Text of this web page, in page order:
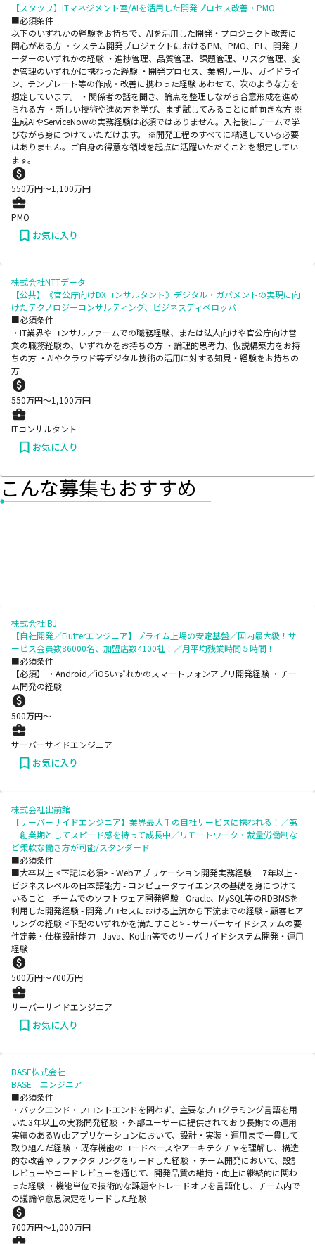
【スタッフ】ITマネジメント室/AIを活用した開発プロセス改善・PMO
■必須条件
以下のいずれかの経験をお持ちで、AIを活用した開発・プロジェクト改善に
関心がある方 ・システム開発プロジェクトにおけるPM、PMO、PL、開発リ
ーダーのいずれかの経験 ・進捗管理、品質管理、課題管理、リスク管理、変
更管理のいずれかに携わった経験 ・開発プロセス、業務ルール、ガイドライ
ン、テンプレート等の作成・改善に携わった経験 あわせて、次のような方を
想定しています。 ・関係者の話を聞き、論点を整理しながら合意形成を進め
られる方 ・新しい技術や進め方を学び、まず試してみることに前向きな方 ※
生成AIやServiceNowの実務経験は必須ではありません。入社後にチームで学
びながら身につけていただけます。 ※開発工程のすべてに精通している必要
はありません。ご自身の得意な領域を起点に活躍いただくことを想定してい
ます。
550万円〜1,100万円
PMO
お気に入り
株式会社NTTデータ
【公共】《官公庁向けDXコンサルタント》デジタル・ガバメントの実現に向
けたテクノロジーコンサルティング、ビジネスディベロッパ
■必須条件
・IT業界やコンサルファームでの職務経験、または法人向けや官公庁向け営
業の職務経験の、いずれかをお持ちの方 ・論理的思考力、仮説構築力をお持
ちの方 ・AIやクラウド等デジタル技術の活用に対する知見・経験をお持ちの
方
550万円〜1,100万円
ITコンサルタント
お気に入り
こんな募集もおすすめ
株式会社IBJ
【自社開発／Flutterエンジニア】プライム上場の安定基盤／国内最大級！サ
ービス会員数86000名、加盟店数4100社！／月平均残業時間５時間！
■必須条件
【必須】 ・Android／iOSいずれかのスマートフォンアプリ開発経験 ・チー
ム開発の経験
500万円〜
サーバーサイドエンジニア
お気に入り
株式会社出前館
【サーバーサイドエンジニア】業界最大手の自社サービスに携われる！／第
二創業期としてスピード感を持って成長中／リモートワーク・裁量労働制な
ど柔軟な働き方が可能/スタンダード
■必須条件
■大卒以上 <下記は必須> - Webアプリケーション開発実務経験 7年以上 -
ビジネスレベルの日本語能力 - コンピュータサイエンスの基礎を身につけて
いること - チームでのソフトウェア開発経験 - Oracle、MySQL等のRDBMSを
利用した開発経験 - 開発プロセスにおける上流から下流までの経験 - 顧客ヒア
リングの経験 <下記のいずれかを満たすこと> - サーバーサイドシステムの要
件定義・仕様設計能力 - Java、Kotlin等でのサーバサイドシステム開発・運用
経験
500万円〜700万円
サーバーサイドエンジニア
お気に入り
BASE株式会社
BASE エンジニア
■必須条件
・バックエンド・フロントエンドを問わず、主要なプログラミング言語を用
いた3年以上の実務開発経験 ・外部ユーザーに提供されており長期での運用
実績のあるWebアプリケーションにおいて、設計・実装・運用まで一貫して
取り組んだ経験 ・既存機能のコードベースやアーキテクチャを理解し、構造
的な改善やリファクタリングをリードした経験 ・チーム開発において、設計
レビューやコードレビューを通じて、開発品質の維持・向上に継続的に関わ
った経験 ・機能単位で技術的な課題やトレードオフを言語化し、チーム内で
の議論や意思決定をリードした経験
700万円〜1,000万円